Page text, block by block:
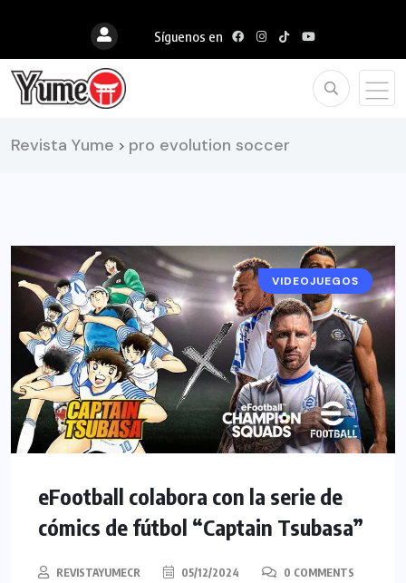
Síguenos en
Revista Yume > pro evolution soccer
NOTICIAS
VIDEOJUEGOS
eFootball colabora con la serie de
cómics de fútbol “Captain Tsubasa”
REVISTAYUMECR 05/12/2024 0 COMMENTS